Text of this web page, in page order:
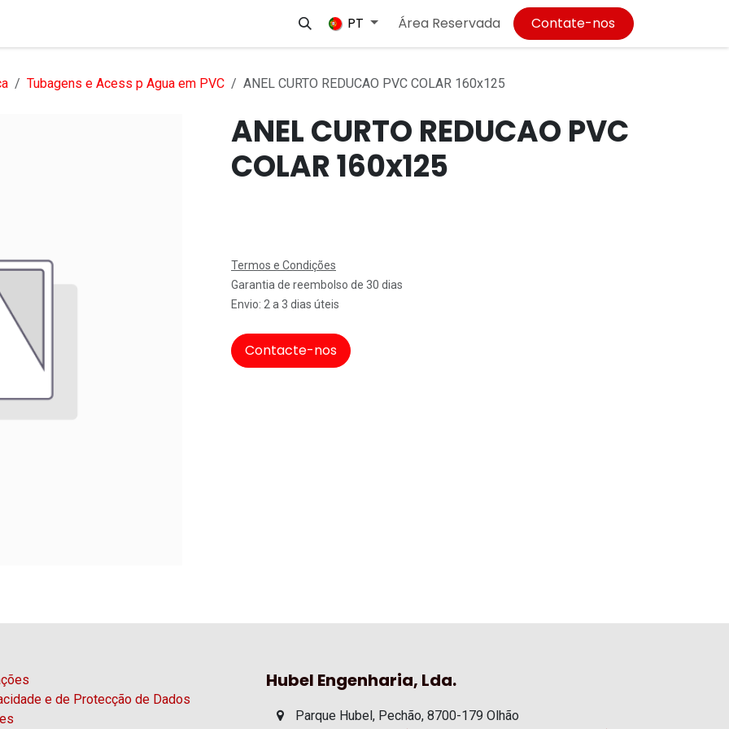
Empregos
PT Área Reservada Contate-nos
Tubagens e Acess p Agua em PVC ANEL CURTO REDUCAO PVC COLAR 160x125
ANEL CURTO REDUCAO PVC
COLAR 160x125
Termos e Condições
Garantia de reembolso de 30 dias
Envio: 2 a 3 dias úteis
Contacte-nos
Hubel Engenharia, Lda.
Parque Hubel, Pechão, 8700-179 Olhão
e de Protecção de Dados